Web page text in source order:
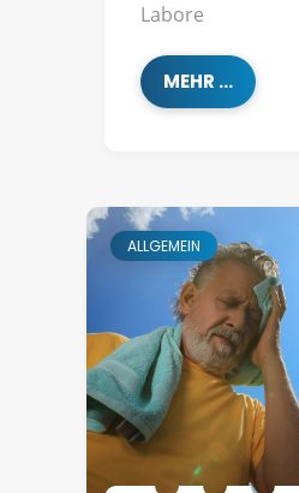
Labore
MEHR ...
ALLGEMEIN